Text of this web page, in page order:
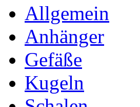
Allgemein
Anhänger
Gefäße
Kugeln